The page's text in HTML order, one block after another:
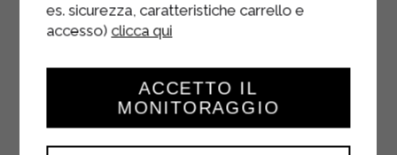
es. sicurezza, caratteristiche carrello e
accesso) clicca qui
ACCETTO IL
MONITORAGGIO